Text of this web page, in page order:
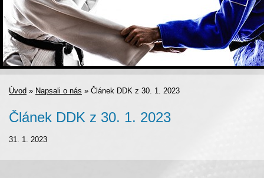
Úvod » Napsali o nás » Článek DDK z 30. 1. 2023
Článek DDK z 30. 1. 2023
31. 1. 2023